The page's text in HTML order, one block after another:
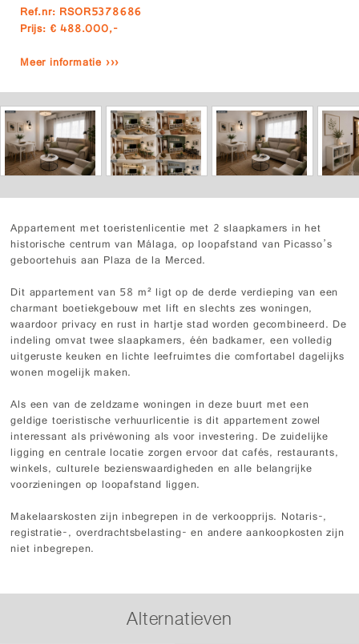
Ref.nr: RSOR5378686
Prijs: € 488.000,-
Meer informatie ›››
Appartement met toeristenlicentie met 2 slaapkamers in het
historische centrum van Málaga, op loopafstand van Picasso’s
geboortehuis aan Plaza de la Merced.
Dit appartement van 58 m² ligt op de derde verdieping van een
charmant boetiekgebouw met lift en slechts zes woningen,
waardoor privacy en rust in hartje stad worden gecombineerd. De
indeling omvat twee slaapkamers, één badkamer, een volledig
uitgeruste keuken en lichte leefruimtes die comfortabel dagelijks
wonen mogelijk maken.
Als een van de zeldzame woningen in deze buurt met een
geldige toeristische verhuurlicentie is dit appartement zowel
interessant als privéwoning als voor investering. De zuidelijke
ligging en centrale locatie zorgen ervoor dat cafés, restaurants,
winkels, culturele bezienswaardigheden en alle belangrijke
voorzieningen op loopafstand liggen.
Makelaarskosten zijn inbegrepen in de verkoopprijs. Notaris-,
registratie-, overdrachtsbelasting- en andere aankoopkosten zijn
niet inbegrepen.
Alternatieven